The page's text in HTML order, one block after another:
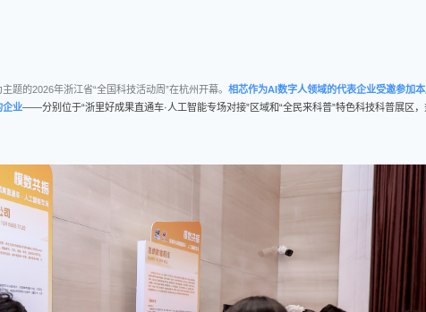
题的2026年浙江省“全国科技活动周”在杭州开幕。 相芯作为AI数字人领域的代表企业受邀参加
企业——分别位于“浙里好成果直通车·人工智能专场对接”区域和“全民来科普”特色科技科普展区，